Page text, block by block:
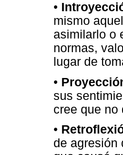
•
mismo
asimilarlo o
normas,
lugar de
•
sus
cree que no
•
de agresión